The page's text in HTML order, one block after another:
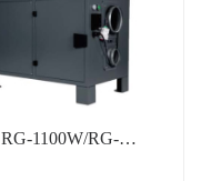
RG-1100W/RG-